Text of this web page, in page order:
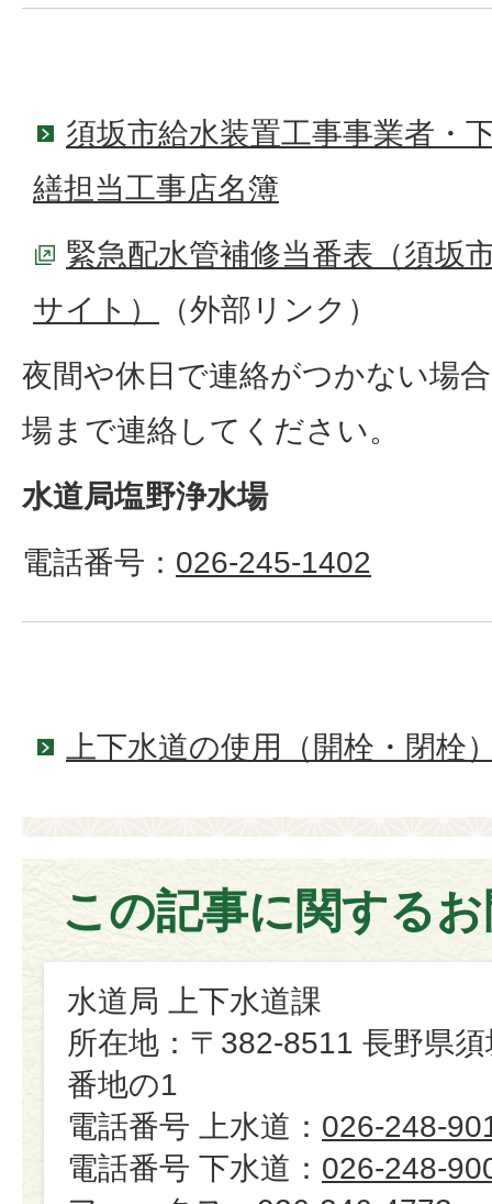
須坂市給水装置工事事業者・
繕担当工事店名簿
緊急配水管補修当番表（須坂
サイト）
（外部リンク）
夜間や休日で連絡がつかない場
場まで連絡してください。
水道局塩野浄水場
電話番号： 026-245-1402
上下水道の使用（開栓・閉栓
この記事に関する
水道局 上下水道課
所在地：〒382-8511 長野県
番地の1
電話番号 上水道： 026-248-
電話番号 下水道： 026-248-